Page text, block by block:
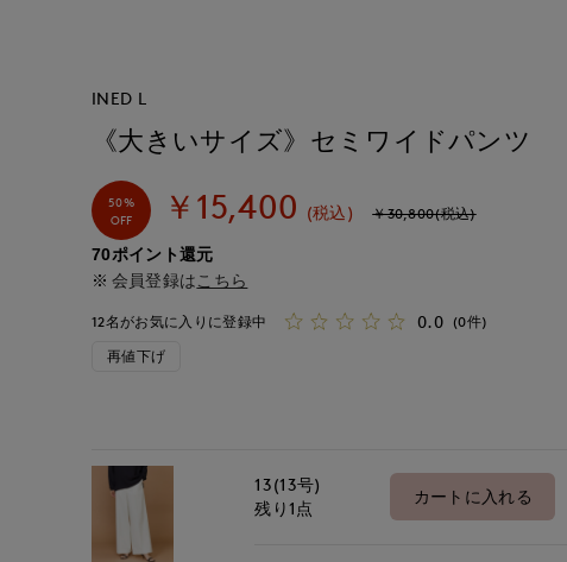
INED L
《大きいサイズ》セミワイドパンツ
50%
OFF
￥15,400 (税込) ￥30,800(税込)
70ポイント還元
会員登録は こちら
12名がお気に入りに登録中 0.0 (0件)
再値下げ
13(13号)
残り1点
カートに入れる